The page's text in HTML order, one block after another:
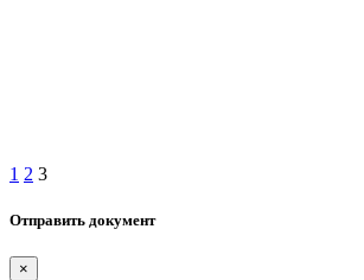
1 2 3
Отправить документ
×